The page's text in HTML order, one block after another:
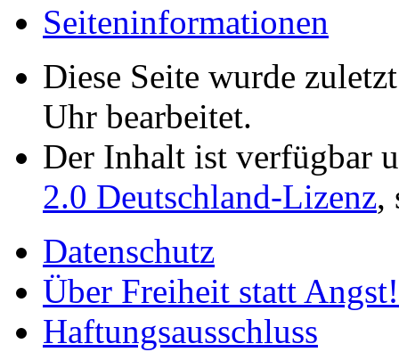
Seiten­­informationen
Diese Seite wurde
Uhr bearbeitet.
Der Inhalt ist verfügbar
2.0 Deutschland-Lizenz,
Datenschutz
Über Freiheit statt Angst!
Haftungsausschluss